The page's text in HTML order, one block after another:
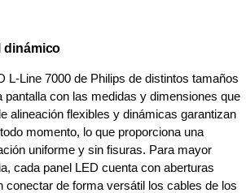
dinámico
L-Line 7000 de Philips de distintos tamaños
pantalla con las medidas y dimensiones que
alineación flexibles y dinámicas garantizan
momento, lo que proporciona una
uniforme y sin fisuras. Para mayor
cada panel LED cuenta con aberturas
conectar de forma versátil los cables de los